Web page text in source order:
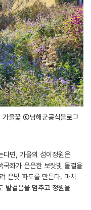
가을꽃 ⓒ남해군공식블로그
다면, 가을의 섬이정원은
국화가 은은한 보랏빛 물결을
은빛 파도를 만든다. 마치
발걸음을 멈추고 정원을